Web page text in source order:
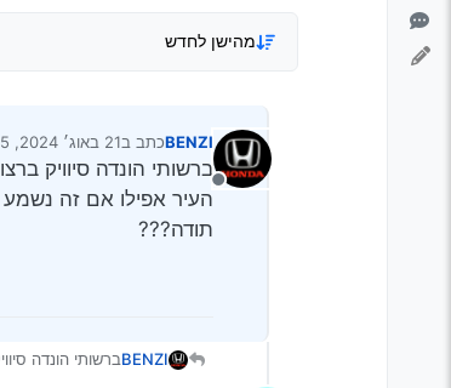
מהישן לחדש
מנותק
BENZIכתב ב21 באוג׳ 2024, 16:45
נערך לאחרונה על ידי
העיר אפילו אם זה נשמע
תודה???
BENZI